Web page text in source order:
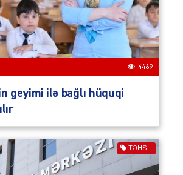
4469
geyimi ilə bağlı hüquqi
TƏHSIL